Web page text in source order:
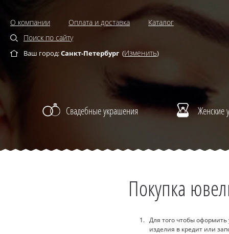
О компании Оплата и доставка
Каталог
Поиск по сайту
Ваш город:Санкт-Петербург (Изменить)
Свадебные украшения Женские
Покупка
Для того чтобы
изделия в кредит или